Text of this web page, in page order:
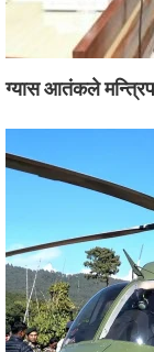
ग्यास आतंकले